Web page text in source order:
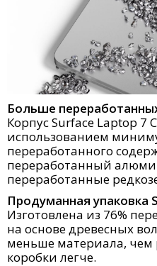
Больше
Корпус Surface Laptop 7
использованием
переработанного
переработанный
переработанные
Продуманная упаковка
Изготовлена из 76%
на основе древесных
меньше материала,
коробки легче.